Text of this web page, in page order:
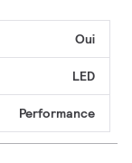
Oui
LED
Performance